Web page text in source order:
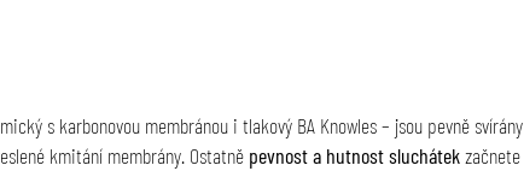
s karbonovou membránou i tlakový BA Knowles – jsou pevně svírány
kmitání membrány. Ostatně pevnost a hutnost sluchátekzačnete